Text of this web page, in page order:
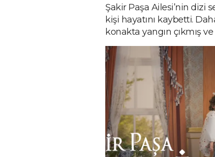
Şakir Paşa Ailesi’nin dizi
kişi hayatını kaybetti.
konakta yangın çıkmış